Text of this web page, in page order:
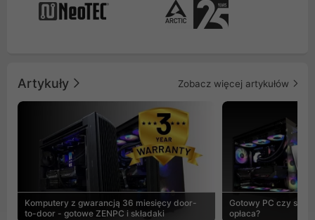
Artykuły Zobacz więcej artykułów
Komputery z gwarancją 36 miesięcy door-
to-door - gotowe ZENPC i składaki
Gotowy PC czy
opłaca?